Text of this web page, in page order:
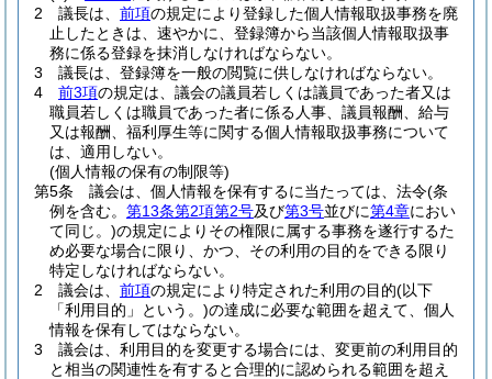
2
議長は、 前項の規定により登録した個人情報取扱事務を廃
止したときは、速やかに、登録簿から当該個人情報取扱事
務に係る登録を抹消しなければならない。
3
議長は、登録簿を一般の閲覧に供しなければならない。
4
前3項の規定は、議会の議員若しくは議員であった者又は
職員若しくは職員であった者に係る人事、議員報酬、給与
又は報酬、福利厚生等に関する個人情報取扱事務について
は、適用しない。
(個人情報の保有の制限等)
第5条
議会は、個人情報を保有するに当たっては、法令(条
例を含む。 第13条第2項第2号及び第3号並びに第4章におい
て同じ。)の規定によりその権限に属する事務を遂行するた
め必要な場合に限り、かつ、その利用の目的をできる限り
特定しなければならない。
2
議会は、 前項の規定により特定された利用の目的(以下
「利用目的」という。)の達成に必要な範囲を超えて、個人
情報を保有してはならない。
3
議会は、利用目的を変更する場合には、変更前の利用目的
と相当の関連性を有すると合理的に認められる範囲を超え